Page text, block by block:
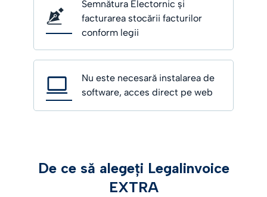
Semnătura Electornic și
facturarea stocării facturilor
conform legii
Nu este necesară instalarea de
software, acces direct pe web
De ce să alegeți Legalinvoice
EXTRA